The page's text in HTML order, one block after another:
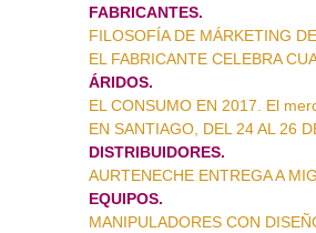
FABRICANTES.
FILOSOFÍA DE MÁRKETING
EL FABRICANTE CELEBRA
ÁRIDOS.
EL CONSUMO EN 2017. El
EN SANTIAGO, DEL 24 AL 26
DISTRIBUIDORES.
AURTENECHE ENTREGA A
EQUIPOS.
MANIPULADORES CON